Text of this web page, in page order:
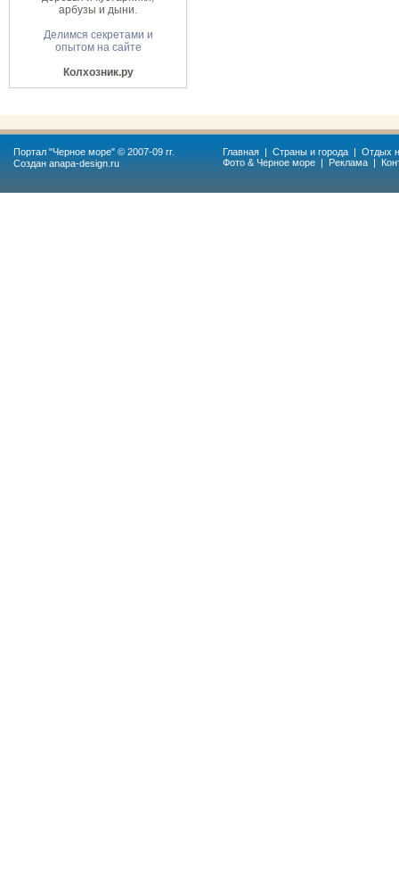
арбузы и дыни.
Делимся секретами и
опытом на сайте
Колхозник.ру
Портал "Черное море" © 2007-09 гг.
Создан anapa-design.ru
Главная | Страны и города | Отдых
Фото & Черное море | Реклама |